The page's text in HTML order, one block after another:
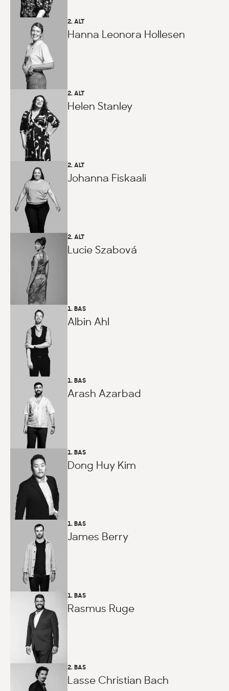
2. ALT
Hanna Leonora Hollesen
2. ALT
Helen Stanley
2. ALT
Johanna Fiskaali
2. ALT
Lucie Szabová
1. BAS
Albin Ahl
1. BAS
Arash Azarbad
1. BAS
Dong Huy Kim
1. BAS
James Berry
1. BAS
Rasmus Ruge
2. BAS
Lasse Christian Bach